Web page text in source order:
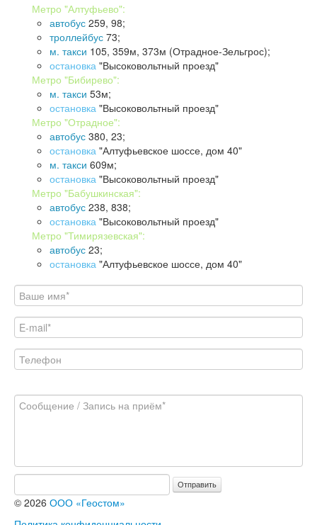
Метро "Алтуфьево":
автобус 259, 98;
троллейбус 73;
м. такси 105, 359м, 373м (Отрадное-Зельгрос);
остановка "Высоковольтный проезд"
Метро "Бибирево":
м. такси 53м;
остановка "Высоковольтный проезд"
Метро "Отрадное":
автобус 380, 23;
остановка "Алтуфьевское шоссе, дом 40"
м. такси 609м;
остановка "Высоковольтный проезд"
Метро "Бабушкинская":
автобус 238, 838;
остановка "Высоковольтный проезд"
Метро "Тимирязевская":
автобус 23;
остановка "Алтуфьевское шоссе, дом 40"
Отправить
© 2026 ООО «Геостом»